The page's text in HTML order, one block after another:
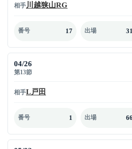
相手 川越狭山RG
番号 17 出場
04/26
第13節
相手L戸田
番号 1 出場